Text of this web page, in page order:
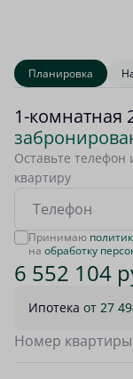
Планировка
1-комнатная
Оставьте
квартиру
Принимаю
на обработку
6 552 104
Ипотека от 27
Номер квартиры